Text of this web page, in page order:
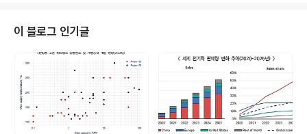
시해 전문 인력을 배출한다. 교육은 '전기에너지융합1·2기
(5~11월)', '회계실무자(6~7월)', '안전관리자(6~10
월)'등 총 4개 양성과정으로 과정별로 각각 15명씩을 모집
한다. (뉴스 이어보기)
이 블로그 인기글